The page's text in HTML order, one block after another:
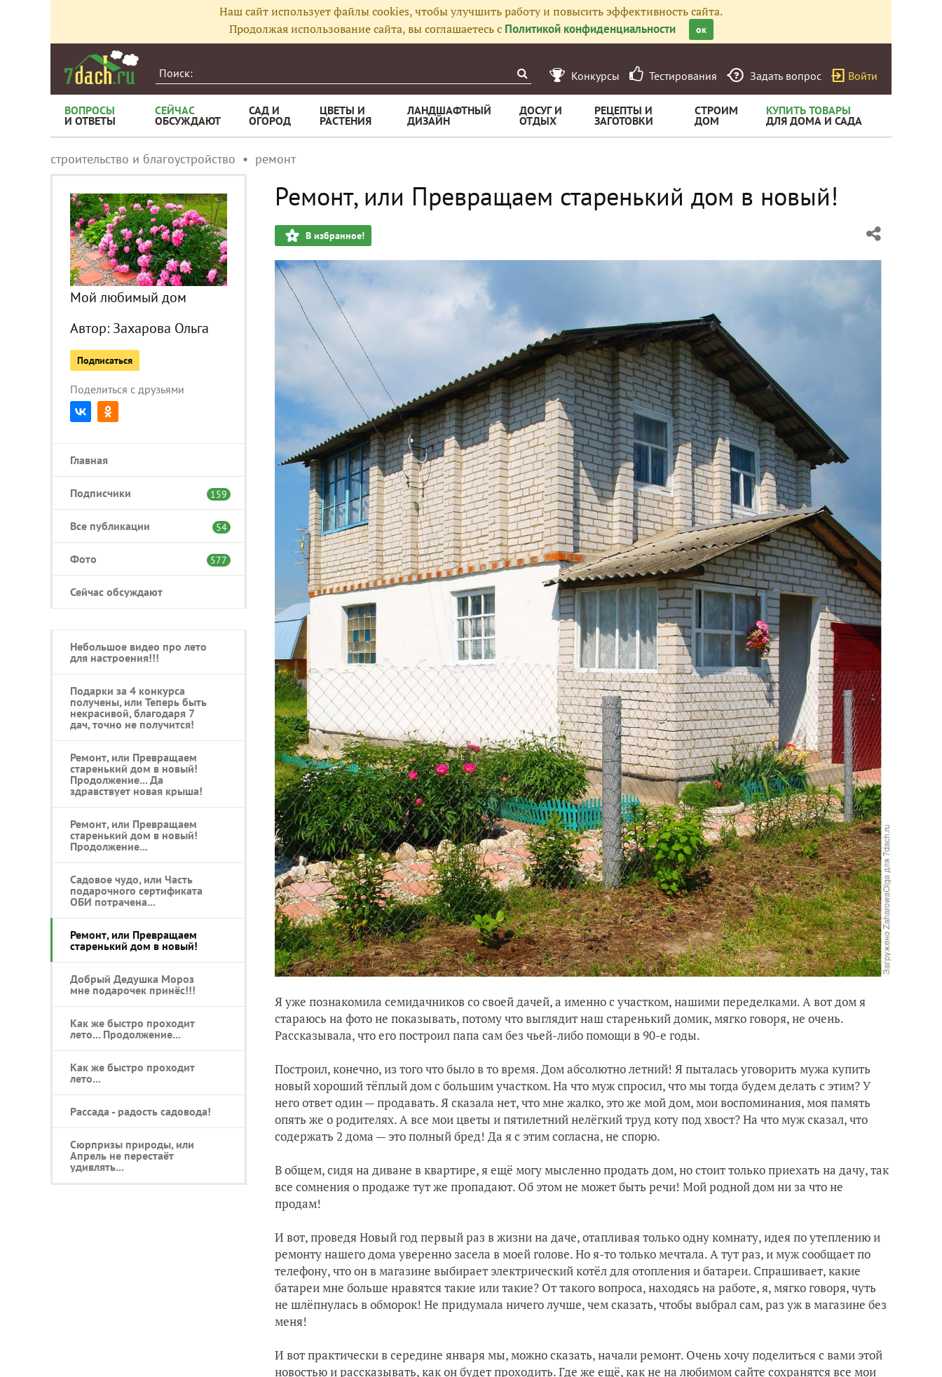
Наш сайт использует файлы cookies, чтобы улучшить работу и повысить эффективность сайта.
Продолжая использование сайта, вы соглашаетесь с Политикой конфиденциальности ок
Конкурсы Тестирования Задать вопрос Войти
ВОПРОСЫ
И ОТВЕТЫ
СЕЙЧАС
ОБСУЖДАЮТ
САД И
ОГОРОД
ЦВЕТЫ И
РАСТЕНИЯ
ЛАНДШАФТНЫЙ
ДИЗАЙН
ДОСУГ И
ОТДЫХ
РЕЦЕПТЫ И
ЗАГОТОВКИ
СТРОИМ
ДОМ
КУПИТЬ ТОВАРЫ
ДЛЯ ДОМА И САДА
строительство и благоустройство ремонт
Мой любимый дом
Автор: Захарова Ольга
Подписаться
Поделиться с друзьями
Главная
Подписчики 159
Все публикации 54
Фото 577
Сейчас обсуждают
Небольшое видео про лето
для настроения!!!
Подарки за 4 конкурса
получены, или Теперь быть
некрасивой, благодаря 7
дач, точно не получится!
Ремонт, или Превращаем
старенький дом в новый!
Продолжение... Да
здравствует новая крыша!
Ремонт, или Превращаем
старенький дом в новый!
Продолжение...
Садовое чудо, или Часть
подарочного сертификата
ОБИ потрачена...
Ремонт, или Превращаем
старенький дом в новый!
Добрый Дедушка Мороз
мне подарочек принёс!!!
Как же быстро проходит
лето... Продолжение...
Как же быстро проходит
лето...
Рассада - радость садовода!
Сюрпризы природы, или
Апрель не перестаёт
удивлять...
Ремонт, или Превращаем старенький дом в новый!
В избранное!
Я уже познакомила семидачников со своей дачей, а именно с участком, нашими переделками. А вот дом я
стараюсь на фото не показывать, потому что выглядит наш старенький домик, мягко говоря, не очень.
Рассказывала, что его построил папа сам без чьей-либо помощи в 90-е годы.
Построил, конечно, из того что было в то время. Дом абсолютно летний! Я пыталась уговорить мужа купить
новый хороший тёплый дом с большим участком. На что муж спросил, что мы тогда будем делать с этим? У
него ответ один — продавать. Я сказала нет, что мне жалко, это же мой дом, мои воспоминания, моя память
опять же о родителях. А все мои цветы и пятилетний нелёгкий труд коту под хвост? На что муж сказал, что
содержать 2 дома — это полный бред! Да я с этим согласна, не спорю.
В общем, сидя на диване в квартире, я ещё могу мысленно продать дом, но стоит только приехать на дачу, так
все сомнения о продаже тут же пропадают. Об этом не может быть речи! Мой родной дом ни за что не
продам!
И вот, проведя Новый год первый раз в жизни на даче, отапливая только одну комнату, идея по утеплению и
ремонту нашего дома уверенно засела в моей голове. Но я-то только мечтала. А тут раз, и муж сообщает по
телефону, что он в магазине выбирает электрический котёл для отопления и батареи. Спрашивает, какие
батареи мне больше нравятся такие или такие? От такого вопроса, находясь на работе, я, мягко говоря, чуть
не шлёпнулась в обморок! Не придумала ничего лучше, чем сказать, чтобы выбрал сам, раз уж в магазине без
меня!
И вот практически в середине января мы, можно сказать, начали ремонт. Очень хочу поделиться с вами этой
новостью и рассказывать, как он будет проходить. Где же ещё, как не на любимом сайте сохранятся все мои